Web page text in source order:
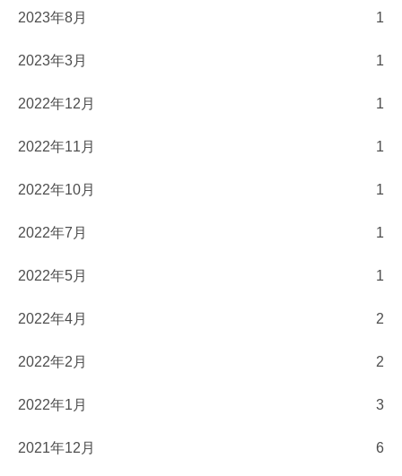
2023年8月 1
2023年3月 1
2022年12月 1
2022年11月 1
2022年10月 1
2022年7月 1
2022年5月 1
2022年4月 2
2022年2月 2
2022年1月 3
2021年12月 6